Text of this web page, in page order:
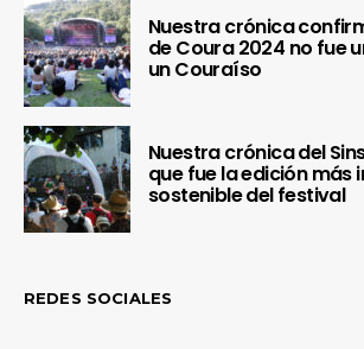
Nuestra crónica
de Coura 2024 no fue
un Couraíso
Nuestra crónica del
que fue la edición más
sostenible del festival
REDES SOCIALES